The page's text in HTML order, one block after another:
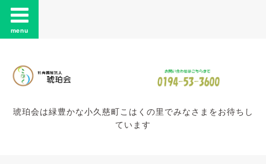
menu
琥珀会は緑豊かな小久慈町こはくの里でみなさまをお待ちし
ています